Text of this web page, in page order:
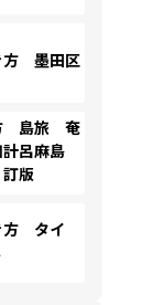
方 墨田区
島旅 奄
呂麻島
版
方 タイ